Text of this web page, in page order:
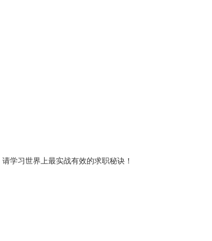
请学习世界上最实战有效的求职秘诀！